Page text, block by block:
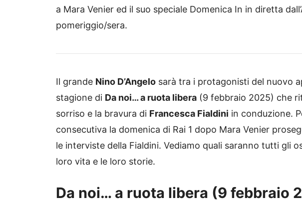
a Mara Venier ed il suo speciale Domenica In in diretta
pomeriggio/sera.
Il grande Nino D’Angelo sarà tra i protagonisti del nuovo
stagione di Da noi… a ruota libera (9 febbraio 2025) che
sorriso e la bravura di Francesca Fialdini in conduzione.
consecutiva la domenica di Rai 1 dopo Mara Venier
le interviste della Fialdini. Vediamo quali saranno tutti gli
loro vita e le loro storie.
Da noi… a ruota libera (9 febbraio